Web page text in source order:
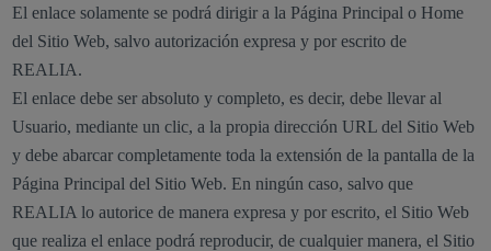
El enlace solamente se podrá dirigir a la Página Principal o Home
del Sitio Web, salvo autorización expresa y por escrito de
REALIA.
El enlace debe ser absoluto y completo, es decir, debe llevar al
Usuario, mediante un clic, a la propia dirección URL del Sitio Web
y debe abarcar completamente toda la extensión de la pantalla de la
Página Principal del Sitio Web. En ningún caso, salvo que
REALIA lo autorice de manera expresa y por escrito, el Sitio Web
que realiza el enlace podrá reproducir, de cualquier manera, el Sitio